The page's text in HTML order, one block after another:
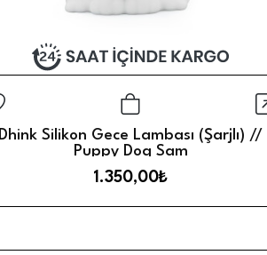
Sepete Ekle
Dhink Silikon Gece Lambası (Şarjlı) //
Puppy Dog Sam
1.350,00₺